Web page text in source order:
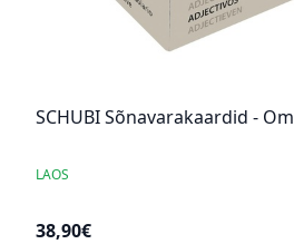
SCHUBI Sõnavarakaardid -
LAOS
38,90€